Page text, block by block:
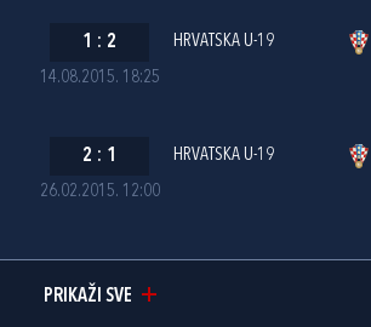
14.08.2015. 18:25
1 : 2 HRVATSKA U-19
26.02.2015. 12:00
2 : 1 HRVATSKA U-19
PRIKAŽI SVE